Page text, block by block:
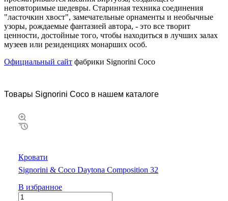
неповторимые шедевры. Старинная техника соединения
"ласточкин хвост", замечательные орнаменты и необычные
узоры, рождаемые фантазией автора, - это все творит
ценности, достойные того, чтобы находиться в лучших залах
музеев или резиденциях монарших особ.
Официальный сайт фабрики Signorini Сoco
Товары Signorini Сoco в нашем каталоге
Кровати
Signorini & Coco Daytona Composition 32
В избранное